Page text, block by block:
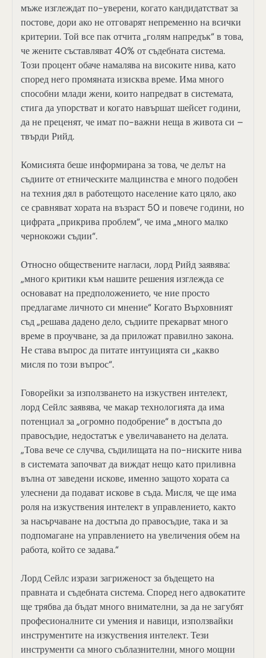
мъже изглеждат по-уверени, когато кандидатстват за
постове, дори ако не отговарят непременно на всички
критерии. Той все пак отчита „голям напредък“ в това,
че жените съставляват 40% от съдебната система.
Този процент обаче намалява на високите нива, като
според него промяната изисква време. Има много
способни млади жени, които напредват в системата,
стига да упорстват и когато навършат шейсет години,
да не преценят, че имат по-важни неща в живота си –
твърди Рийд.
Комисията беше информирана за това, че делът на
съдиите от етническите малцинства е много подобен
на техния дял в работещото население като цяло, ако
се сравняват хората на възраст 50 и повече години, но
цифрата „прикрива проблем“, че има „много малко
чернокожи съдии“.
Относно обществените нагласи, лорд Рийд заявява:
„много критики към нашите решения изглежда се
основават на предположението, че ние просто
предлагаме личното си мнение“ Когато Върховният
съд „решава дадено дело, съдиите прекарват много
време в проучване, за да приложат правилно закона.
Не става въпрос да питате интуицията си „какво
мисля по този въпрос“.
Говорейки за използването на изкуствен интелект,
лорд Сейлс заявява, че макар технологията да има
потенциал за „огромно подобрение“ в достъпа до
правосъдие, недостатък е увеличаването на делата.
„Това вече се случва, съдилищата на по-ниските нива
в системата започват да виждат нещо като приливна
вълна от заведени искове, именно защото хората са
улеснени да подават искове в съда. Мисля, че ще има
роля на изкуствения интелект в управлението, както
за насърчаване на достъпа до правосъдие, така и за
подпомагане на управлението на увеличения обем на
работа, който се задава.“
Лорд Сейлс изрази загриженост за бъдещето на
правната и съдебната система. Според него адвокатите
ще трябва да бъдат много внимателни, за да не загубят
професионалните си умения и навици, използвайки
инструментите на изкуствения интелект. Тези
инструменти са много съблазнителни, много мощни